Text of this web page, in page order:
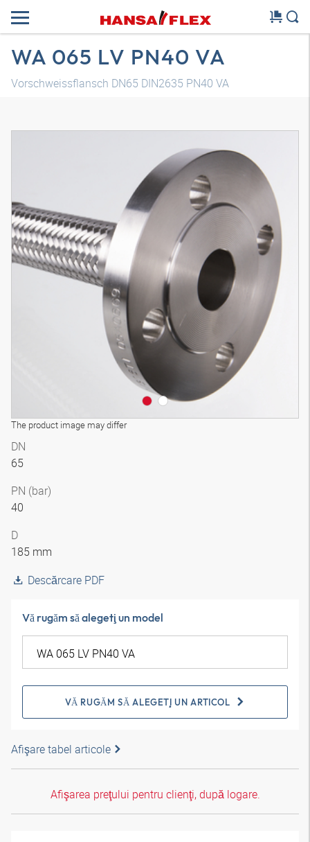
WA 065 LV PN40 VA
Vorschweissflansch DN65 DIN2635 PN40 VA
The product image may differ
DN
65
PN (bar)
40
D
185 mm
Descărcare PDF
Vă rugăm să alegeţi un model
VĂ RUGĂM SĂ ALEGEŢI UN ARTICOL
Afişare tabel articole
Afişarea preţului pentru clienţi, după logare.